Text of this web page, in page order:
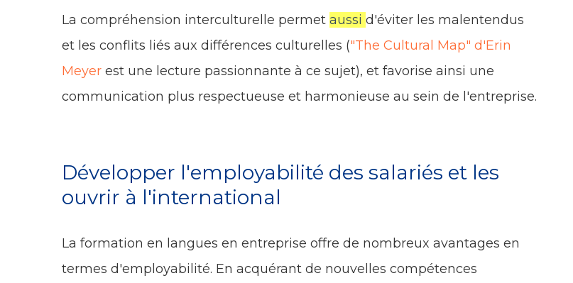
La compréhension interculturelle permet aussi d'éviter les malentendus
et les conflits liés aux différences culturelles ("The Cultural Map" d'Erin
Meyer est une lecture passionnante à ce sujet), et favorise ainsi une
communication plus respectueuse et harmonieuse au sein de l'entreprise.
Développer l'employabilité des salariés et les
ouvrir à l'international
La formation en langues en entreprise offre de nombreux avantages en
termes d'employabilité. En acquérant de nouvelles compétences